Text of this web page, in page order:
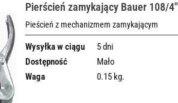
Pierścień zamykający Bauer 108/4"
Pieścień z mechanizmem zamykającym
Wysyłka w ciągu
5 dni
Dostępność
Mało
Waga
0.15 kg.